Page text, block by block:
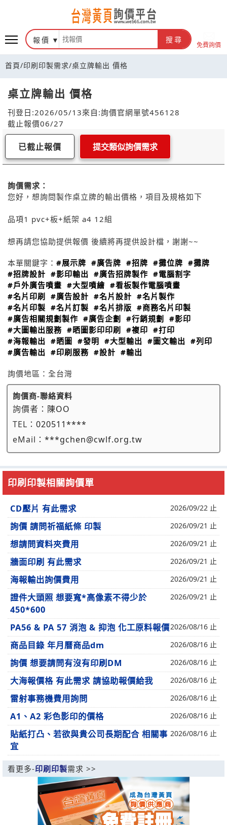
報價 搜尋
免費詢價
首頁/印刷印製需求/桌立牌輸出 價格
桌立牌輸出 價格
刊登日:2026/05/13來自:詢價官網單號456128
截止報價06/27
已截止報價 提交類似詢價需求
詢價需求：
您好，想詢問製作桌立牌的輸出價格，項目及規格如下
品項1 pvc+板+紙架 a4 12組
想再請您協助提供報價 後續將再提供設計檔，謝謝~~
本單關鍵字： #展示牌 #廣告牌 #招牌 #攤位牌 #攤牌
#招牌設計 #影印輸出 #廣告招牌製作 #電腦割字
#戶外廣告噴畫 #大型噴繪 #看板製作電腦噴畫
#名片印刷
#廣告設計 #名片設計 #名片製作
#名片印製 #名片訂製 #名片排版 #商務名片印製
#廣告相關規劃製作 #廣告企劃 #行銷規劃
#影印
#大圖輸出服務 #晒圖影印印刷 #複印 #打印
#海報輸出 #晒圖 #發明 #大型輸出 #圖文輸出 #列印
#廣告輸出 #印刷服務 #設計 #輸出
詢價地區： 全台灣
詢價商-聯絡資料
詢價者： 陳OO
TEL： 020511****
eMail： ***gchen@cwlf.org.tw
印刷印製相關詢價單
CD壓片 有此需求 2026/09/22 止
詢價 請問祈福紙條 印製 2026/09/21 止
想請問資料夾費用 2026/09/21 止
牆面印刷 有此需求 2026/09/21 止
海報輸出詢價費用 2026/09/21 止
證件大頭照 想要寬*高像素不得少於
450*600
2026/09/21 止
PA56 & PA 57 消泡 & 抑泡 化工原料報價2026/08/16 止
商品目錄 年月曆商品dm 2026/08/16 止
詢價 想要請問有沒有印刷DM 2026/08/16 止
大海報價格 有此需求 請協助報價給我 2026/08/16 止
雷射事務機費用詢問 2026/08/16 止
A1、A2 彩色影印的價格 2026/08/16 止
貼紙打凸、若欲與貴公司長期配合 相關事
宜
2026/08/16 止
看更多-印刷印製需求 >>